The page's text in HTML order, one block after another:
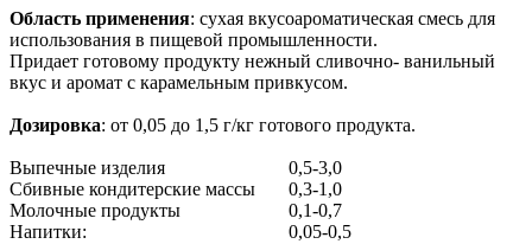
Область применения: сухая вкусоароматическая смесь для
использования в пищевой промышленности.
Придает готовому продукту нежный сливочно- ванильный
вкус и аромат с карамельным привкусом.
Дозировка: от 0,05 до 1,5 г/кг готового продукта.
Выпечные изделия
0,5-3,0
Сбивные кондитерские массы
0,3-1,0
Молочные продукты
0,1-0,7
Напитки:
0,05-0,5